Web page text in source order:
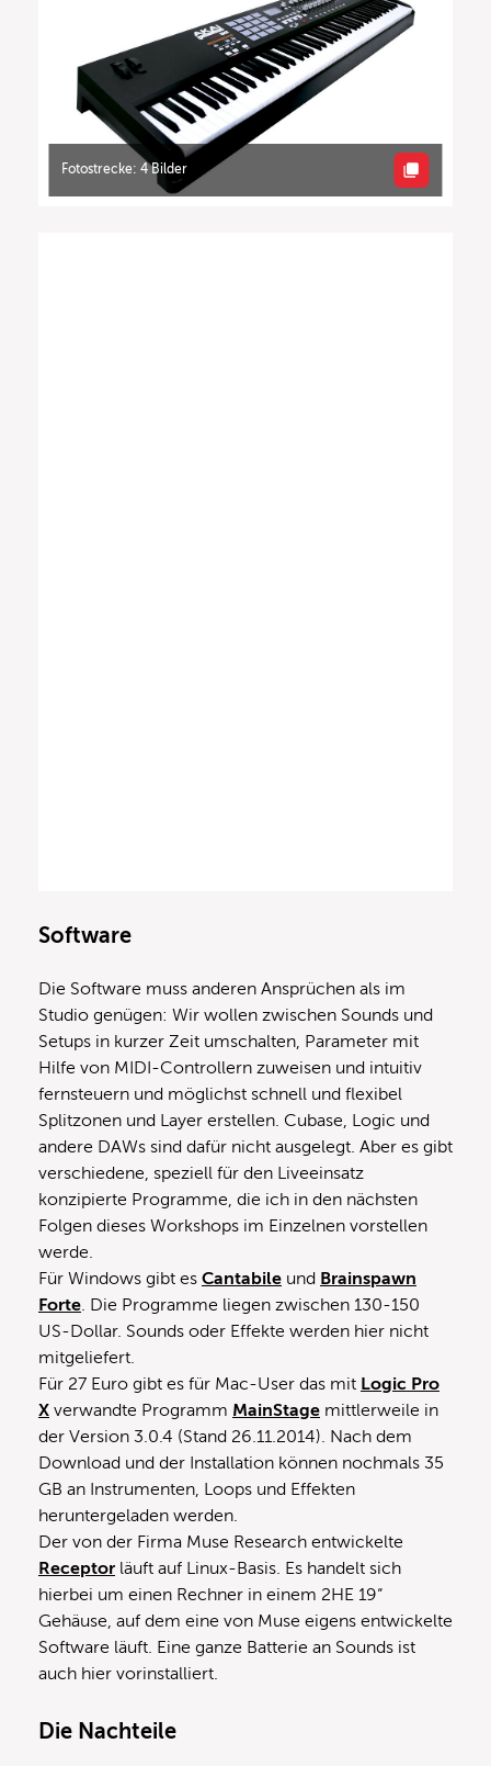
Fotostrecke: 4 Bilder
Software
Die Software muss anderen Ansprüchen als im
Studio genügen: Wir wollen zwischen Sounds und
Setups in kurzer Zeit umschalten, Parameter mit
Hilfe von MIDI-Controllern zuweisen und intuitiv
fernsteuern und möglichst schnell und flexibel
Splitzonen und Layer erstellen. Cubase, Logic und
andere DAWs sind dafür nicht ausgelegt. Aber es gibt
verschiedene, speziell für den Liveeinsatz
konzipierte Programme, die ich in den nächsten
Folgen dieses Workshops im Einzelnen vorstellen
werde.
Für Windows gibt es Cantabile und Brainspawn
Forte. Die Programme liegen zwischen 130-150
US-Dollar. Sounds oder Effekte werden hier nicht
mitgeliefert.
Für 27 Euro gibt es für Mac-User das mit Logic Pro
X verwandte Programm MainStage mittlerweile in
der Version 3.0.4 (Stand 26.11.2014). Nach dem
Download und der Installation können nochmals 35
GB an Instrumenten, Loops und Effekten
heruntergeladen werden.
Der von der Firma Muse Research entwickelte
Receptor läuft auf Linux-Basis. Es handelt sich
hierbei um einen Rechner in einem 2HE 19“
Gehäuse, auf dem eine von Muse eigens entwickelte
Software läuft. Eine ganze Batterie an Sounds ist
auch hier vorinstalliert.
Die Nachteile